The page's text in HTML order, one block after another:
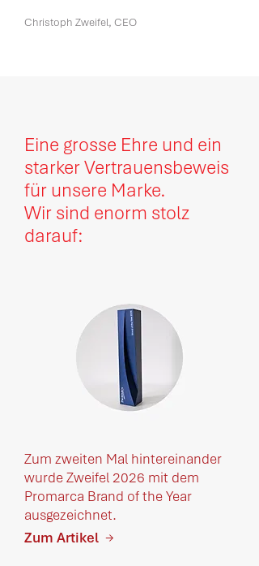
Christoph Zweifel, CEO
Eine grosse Ehre und ein
starker Vertrauensbeweis
für unsere Marke.
Wir sind enorm stolz
darauf:
Zum zweiten Mal hintereinander
wurde Zweifel 2026 mit dem
Promarca Brand of the Year
ausgezeichnet.
Zum Artikel →